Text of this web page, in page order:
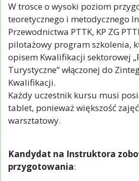
W trosce o wysoki poziom
teoretycznego i metodycznego
Przewodnictwa PTTK, KP ZG
pilotażowy program szkolenia,
opisem Kwalifikacji sektorowej
Turystyczne” włączonej do
Kwalifikacji.
Każdy uczestnik kursu musi
tablet, ponieważ większość
warsztatowy.
Kandydat na Instruktora
przygotowania: